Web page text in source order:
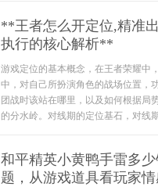
**王者怎么开定位,精准
执行的核心解析**
游戏定位的基本概念，在王者荣耀中
中，对自己所扮演角色的战场位置，
团战时该站在哪里，以及如何根据局
的分水岭。对线期的定位基石，对线
和平精英小黄鸭手雷多
题，从游戏道具看玩家